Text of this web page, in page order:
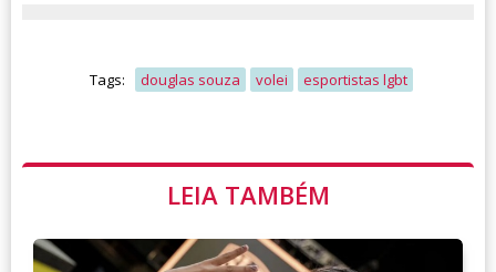
Tags: douglas souza volei esportistas lgbt
LEIA TAMBÉM